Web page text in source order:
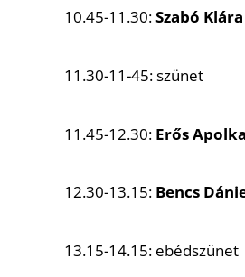
10.45-11.30:Szabó
11.30-11-45:szünet
11.45-12.30: Erős Apolka
12.30-13.15: Bencs
13.15-14.15: ebédszünet